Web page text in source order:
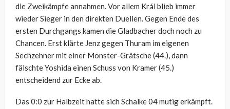
die Zweikämpfe annahmen. Vor allem Král blieb immer
wieder Sieger in den direkten Duellen. Gegen Ende des
ersten Durchgangs kamen die Gladbacher doch noch zu
Chancen. Erst klärte Jenz gegen Thuram im eigenen
Sechzehner mit einer Monster-Grätsche (44.), dann
fälschte Yoshida einen Schuss von Kramer (45.)
entscheidend zur Ecke ab.
Das 0:0 zur Halbzeit hatte sich Schalke 04 mutig erkämpft.